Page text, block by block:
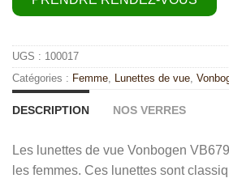
UGS : 100017
Catégories : Femme Lunettes de vue
DESCRIPTION NOS VERRES
Les lunettes de vue Vonbogen
les femmes. Ces lunettes sont